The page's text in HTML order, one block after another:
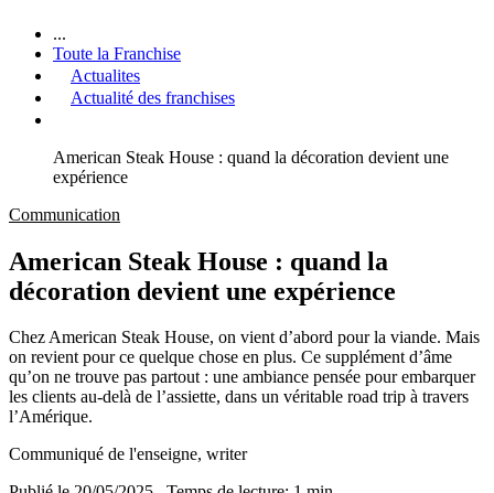
...
Toute la Franchise
Actualites
Actualité des franchises
American Steak House : quand la décoration devient une
expérience
Communication
American Steak House : quand la
décoration devient une expérience
Chez American Steak House, on vient d’abord pour la viande. Mais
on revient pour ce quelque chose en plus. Ce supplément d’âme
qu’on ne trouve pas partout : une ambiance pensée pour embarquer
les clients au-delà de l’assiette, dans un véritable road trip à travers
l’Amérique.
Communiqué de l'enseigne, writer